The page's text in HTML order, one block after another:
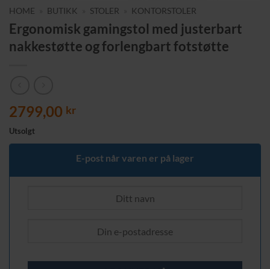
HOME BUTIKK STOLER KONTORSTOLER
Ergonomisk gamingstol med justerbart
nakkestøtte og forlengbart fotstøtte
2799,00 kr
Utsolgt
E-post når varen er på lager